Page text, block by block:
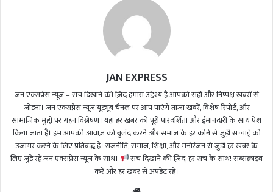
JAN EXPRESS
जन एक्सप्रेस न्यूज़ – सच दिखाने की ज़िद हमारा उद्देश्य है आपको सही और निष्पक्ष खबरों से
जोड़ना। जन एक्सप्रेस न्यूज़ यूट्यूब चैनल पर आप पाएंगे ताजा खबरें, विशेष रिपोर्ट, और
सामाजिक मुद्दों पर गहन विश्लेषण। यहां हर खबर को पूरी पारदर्शिता और ईमानदारी के साथ पेश
किया जाता है। हम आपकी आवाज़ को बुलंद करने और समाज के हर कोने से जुड़ी सच्चाई को
उजागर करने के लिए प्रतिबद्ध हैं। राजनीति, समाज, शिक्षा, और मनोरंजन से जुड़ी हर खबर के
लिए जुड़े रहें जन एक्सप्रेस न्यूज़ के साथ।
सच दिखाने की ज़िद, हर सच के साथ! सब्सक्राइब
करें और हर खबर से अपडेट रहें।